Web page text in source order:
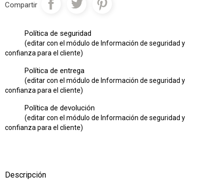
Compartir
Política de seguridad
(editar con el módulo de Información de seguridad y
confianza para el cliente)
Política de entrega
(editar con el módulo de Información de seguridad y
confianza para el cliente)
Política de devolución
(editar con el módulo de Información de seguridad y
confianza para el cliente)
Descripción